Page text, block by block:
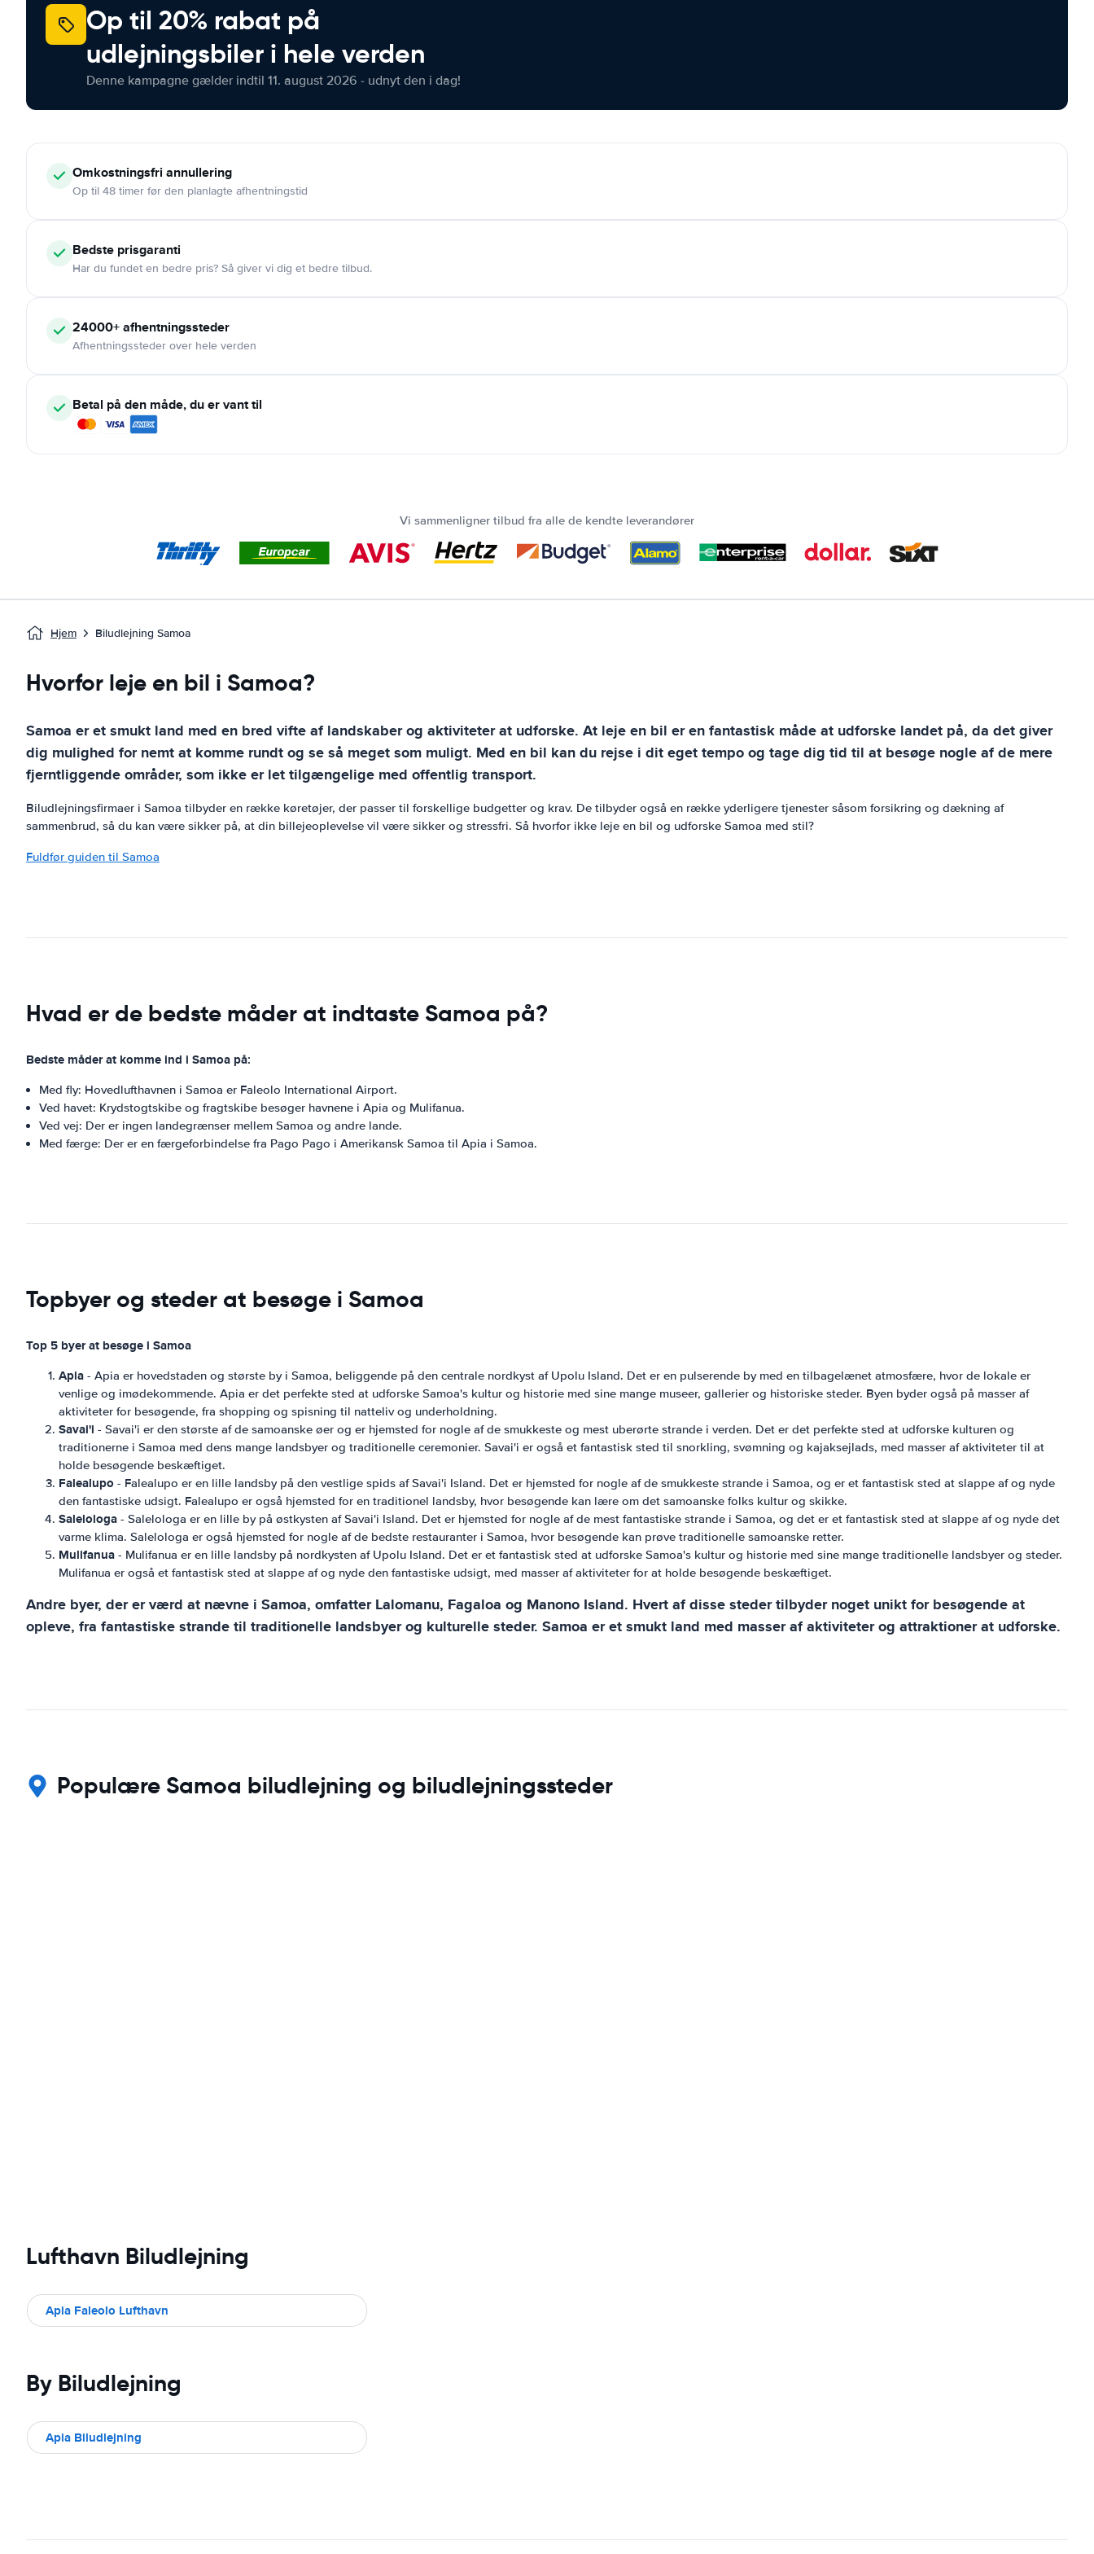
Op til 20% rabat på
udlejningsbiler i hele verden
Denne kampagne gælder indtil 11. august 2026 - udnyt den i dag!
Omkostningsfri annullering
Op til 48 timer før den planlagte afhentningstid
Bedste prisgaranti
Har du fundet en bedre pris? Så giver vi dig et bedre tilbud.
24000+afhentningssteder
Afhentningssteder over hele verden
Betal på den måde, du er vant til
Vi sammenligner tilbud fra alle de kendte leverandører
Hjem Biludlejning Samoa
Hvorfor leje en bil i Samoa?
Samoa er et smukt land med en bred vifte af landskaber og aktiviteter at udforske. At leje en bil er en fantastisk måde at udforske landet på, da det giver
dig mulighed for nemt at komme rundt og se så meget som muligt. Med en bil kan du rejse i dit eget tempo og tage dig tid til at besøge nogle af de mere
fjerntliggende områder, som ikke er let tilgængelige med offentlig transport.
Biludlejningsfirmaer i Samoa tilbyder en række køretøjer, der passer til forskellige budgetter og krav. De tilbyder også en række yderligere tjenester såsom forsikring og dækning af
sammenbrud, så du kan være sikker på, at din billejeoplevelse vil være sikker og stressfri. Så hvorfor ikke leje en bil og udforske Samoa med stil?
Fuldfør guiden til Samoa
Hvad er de bedste måder at indtaste Samoa på?
Bedste måder at komme ind i Samoa på:
Med fly: Hovedlufthavnen i Samoa er Faleolo International Airport.
Ved havet: Krydstogtskibe og fragtskibe besøger havnene i Apia og Mulifanua.
Ved vej: Der er ingen landegrænser mellem Samoa og andre lande.
Med færge: Der er en færgeforbindelse fra Pago Pago i Amerikansk Samoa til Apia i Samoa.
Topbyer og steder at besøge i Samoa
Top 5 byer at besøge i Samoa
Apia - Apia er hovedstaden og største by i Samoa, beliggende på den centrale nordkyst af Upolu Island. Det er en pulserende by med en tilbagelænet atmosfære, hvor de lokale er
venlige og imødekommende. Apia er det perfekte sted at udforske Samoa's kultur og historie med sine mange museer, gallerier og historiske steder. Byen byder også på masser af
aktiviteter for besøgende, fra shopping og spisning til natteliv og underholdning.
Savai'i - Savai'i er den største af de samoanske øer og er hjemsted for nogle af de smukkeste og mest uberørte strande i verden. Det er det perfekte sted at udforske kulturen og
traditionerne i Samoa med dens mange landsbyer og traditionelle ceremonier. Savai'i er også et fantastisk sted til snorkling, svømning og kajaksejlads, med masser af aktiviteter til at
holde besøgende beskæftiget.
Falealupo - Falealupo er en lille landsby på den vestlige spids af Savai'i Island. Det er hjemsted for nogle af de smukkeste strande i Samoa, og er et fantastisk sted at slappe af og nyde
den fantastiske udsigt. Falealupo er også hjemsted for en traditionel landsby, hvor besøgende kan lære om det samoanske folks kultur og skikke.
Salelologa - Salelologa er en lille by på østkysten af ​​Savai'i Island. Det er hjemsted for nogle af de mest fantastiske strande i Samoa, og det er et fantastisk sted at slappe af og nyde det
varme klima. Salelologa er også hjemsted for nogle af de bedste restauranter i Samoa, hvor besøgende kan prøve traditionelle samoanske retter.
Mulifanua - Mulifanua er en lille landsby på nordkysten af ​​Upolu Island. Det er et fantastisk sted at udforske Samoa's kultur og historie med sine mange traditionelle landsbyer og steder.
Mulifanua er også et fantastisk sted at slappe af og nyde den fantastiske udsigt, med masser af aktiviteter for at holde besøgende beskæftiget.
Andre byer, der er værd at nævne i Samoa, omfatter Lalomanu, Fagaloa og Manono Island. Hvert af disse steder tilbyder noget unikt for besøgende at
opleve, fra fantastiske strande til traditionelle landsbyer og kulturelle steder. Samoa er et smukt land med masser af aktiviteter og attraktioner at udforske.
Populære Samoa biludlejning og biludlejningssteder
Lufthavn Biludlejning
Apia Faleolo Lufthavn
By Biludlejning
Apia Biludlejning